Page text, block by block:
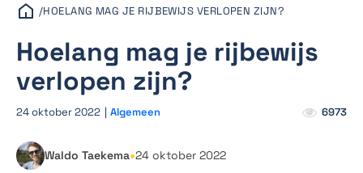
/HOELANG MAG JE RIJBEWIJS VERLOPEN ZIJN?
Hoelang mag je rijbewijs
verlopen zijn?
24 oktober 2022 | Algemeen 6973
Waldo Taekema•24 oktober 2022